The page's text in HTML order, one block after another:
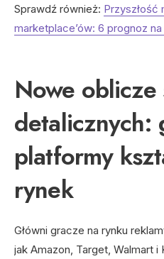
Sprawdź również: Przyszłość
marketplace’ów: 6 prognoz na
Nowe
detalicznych:
platformy
rynek
Główni gracze na rynku
jak Amazon, Target, Walmart